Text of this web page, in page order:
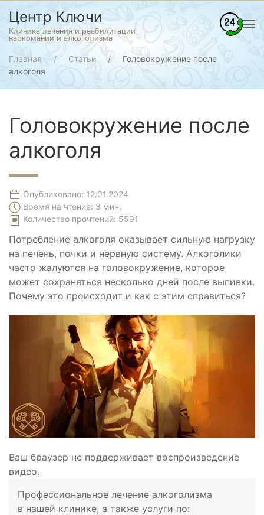
Центр Ключи
Клиника лечения и реабилитации
наркомании и алкоголизма
Главная Статьи
Головокружение после
алкоголя
Головокружение после
алкоголя
Опубликовано: 12.01.2024
Время на чтение: 3 мин.
Количество прочтений: 5591
Потребление алкоголя оказывает сильную нагрузку
на печень, почки и нервную систему. Алкоголики
часто жалуются на головокружение, которое
может сохраняться несколько дней после выпивки.
Почему это происходит и как с этим справиться?
Ваш браузер не поддерживает воспроизведение
видео.
Профессиональное лечение алкоголизма
в нашей клинике, а также услуги по: